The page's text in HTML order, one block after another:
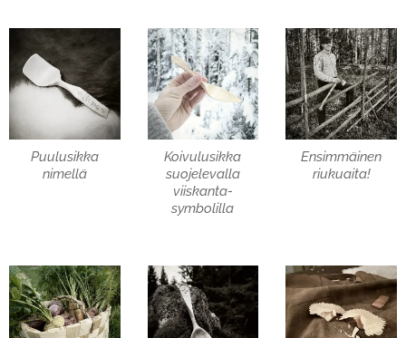
Puulusikka
nimellä
Koivulusikka
suojelevalla
viiskanta-
symbolilla
Ensimmäinen
riukuaita!